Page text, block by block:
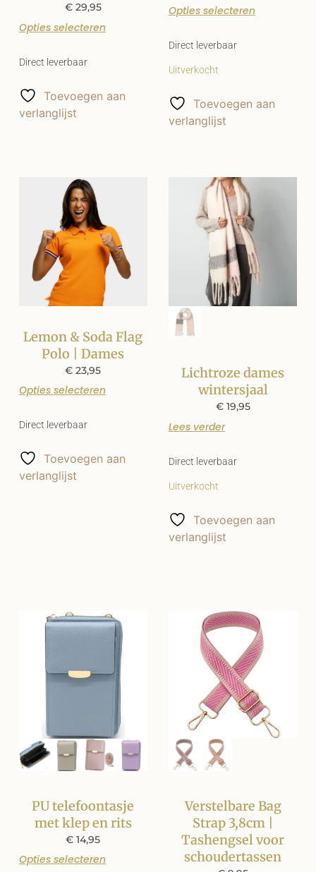
€29,95
Opties selecteren
Direct leverbaar
Toevoegen aan
verlanglijst
Opties selecteren
Direct leverbaar
Uitverkocht
Toevoegen aan
verlanglijst
Lemon & Soda Flag
Polo | Dames
€ 23,95
Opties selecteren
Direct leverbaar
Toevoegen aan
verlanglijst
Lichtroze dames
wintersjaal
€19,95
Lees verder
Direct leverbaar
Uitverkocht
Toevoegen aan
verlanglijst
PU telefoontasje
met klep en rits
€ 14,95
Opties selecteren
Verstelbare Bag
Strap 3,8cm |
Tashengsel voor
schoudertassen